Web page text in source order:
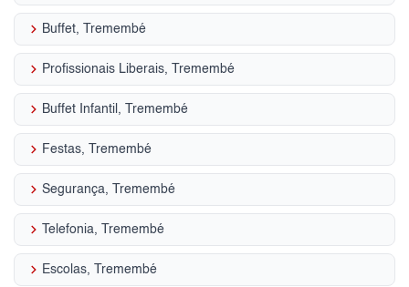
keyboard_arrow_right Buffet, Tremembé
keyboard_arrow_right Profissionais Liberais, Tremembé
keyboard_arrow_right Buffet Infantil, Tremembé
keyboard_arrow_right Festas, Tremembé
keyboard_arrow_right Segurança, Tremembé
keyboard_arrow_right Telefonia, Tremembé
keyboard_arrow_right Escolas, Tremembé